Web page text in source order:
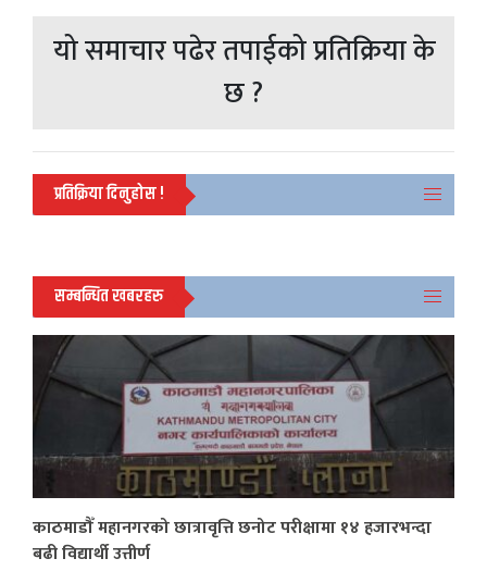
यो समाचार पढेर तपाईको प्रतिक्रिया के
छ ?
प्रतिक्रिया दिनुहोस !
सम्बन्धित खबरहरु
काठमाडौँ महानगरको छात्रावृत्ति छनोट परीक्षामा १४ हजारभन्दा
बढी विद्यार्थी उत्तीर्ण